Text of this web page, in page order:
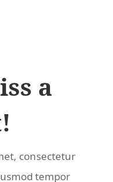
a
consectetur
tempor